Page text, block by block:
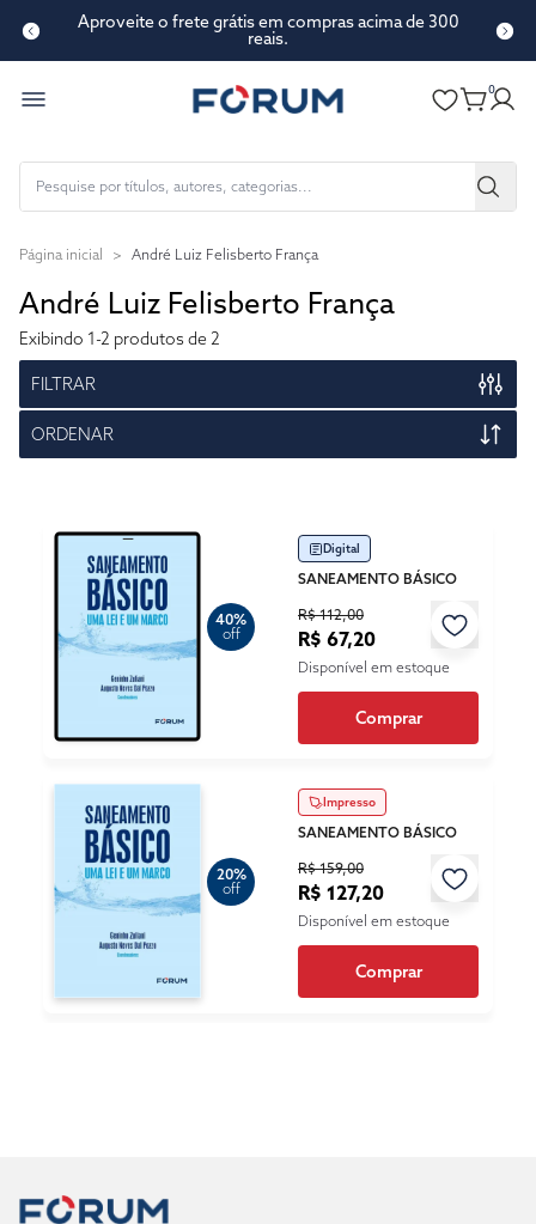
Aproveite o frete grátis em compras acima de 300
reais.
0
Página inicial > André Luiz Felisberto França
André Luiz Felisberto França
Exibindo 1-2 produtos de 2
FILTRAR
ORDENAR
40%
off
Digital
SANEAMENTO BÁSICO
R$ 112,00
R$ 67,20
Disponível em estoque
Comprar
20%
off
Impresso
SANEAMENTO BÁSICO
R$ 159,00
R$ 127,20
Disponível em estoque
Comprar